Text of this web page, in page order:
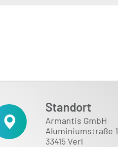
Standort
Armantis GmbH
Aluminiumstraße 1
33415 Verl